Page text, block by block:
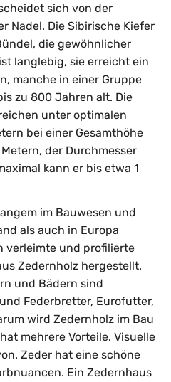
sich von der
Nadel. Die Sibirische Kiefer
die gewöhnlicher
langlebig, sie erreicht ein
manche in einer Gruppe
zu 800 Jahren alt. Die
unter optimalen
bei einer Gesamthöhe
der Durchmesser
kann er bis etwa 1
im Bauwesen und
als auch in Europa
verleimte und profilierte
Zedernholz hergestellt.
und Bädern sind
Federbretter, Eurofutter,
wird Zedernholz im Bau
mehrere Vorteile. Visuelle
Zeder hat eine schöne
Ein Zedernhaus